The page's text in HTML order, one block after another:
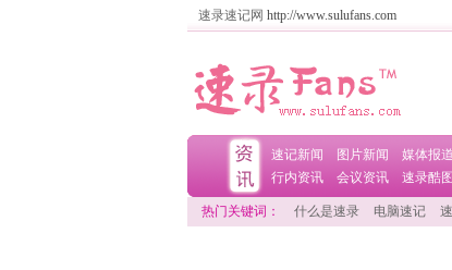
速录速记网 http://www.sulufans.com
速记新闻 图片新闻
媒体报道
行内资讯
会议资讯 速录酷图
热门关键词： 什么是速录 电脑速记